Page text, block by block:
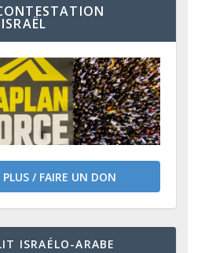
PLUS / FAIRE UN DON
ISRAÉLO-ARABE